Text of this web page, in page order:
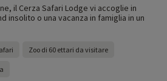
il Cerza Safari Lodge vi accoglie in
insolito o una vacanza in famiglia in un
Zoo di 60 ettari da visitare